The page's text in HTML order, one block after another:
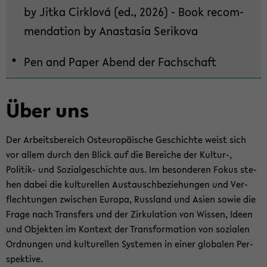
by Jitka Cirk­lová (ed., 2026) - Book re­com­
men­da­ti­on by Ana­sta­sia Se­ri­ko­va
Pen and Paper Abend der Fach­schaft
Über uns
Der Ar­beits­be­reich Ost­eu­ro­päi­sche Ge­schich­te weist sich
vor allem durch den Blick auf die Be­rei­che der Kultur-​,
Politik-​ und So­zi­al­ge­schich­te aus. Im be­son­de­ren Fokus ste­
hen dabei die kul­tu­rel­len Aus­tausch­be­zie­hun­gen und Ver­
flech­tun­gen zwi­schen Eu­ro­pa, Russ­land und Asien sowie die
Frage nach Trans­fers und der Zir­ku­la­ti­on von Wis­sen, Ideen
und Ob­jek­ten im Kon­text der Trans­for­ma­ti­on von so­zia­len
Ord­nun­gen und kul­tu­rel­len Sys­te­men in einer glo­ba­len Per­
spek­ti­ve.